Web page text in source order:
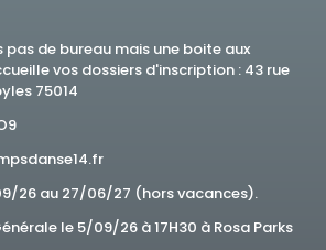
pas de bureau mais une boite aux
vos dossiers d'inscription : 43 rue
75014
26 au 27/06/27 (hors vacances).
le 5/09/26 à 17H30 à Rosa Parks